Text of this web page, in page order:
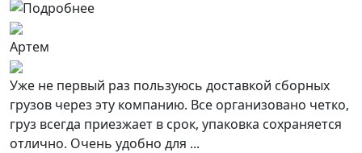
Артем
Уже не первый раз пользуюсь доставкой сборных
грузов через эту компанию. Все организовано четко,
груз всегда приезжает в срок, упаковка сохраняется
отлично. Очень удобно для ...